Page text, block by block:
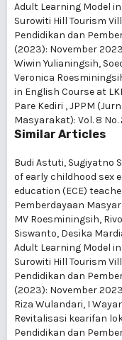
Adult Learning Model
Surowiti Hill Tourism
Pendidikan dan
(2023): November 2023
Wiwin Yulianingsih,
Veronica
in English Course at
Pare Kediri ,JPPM
Masyarakat): Vol. 8 No.
Similar Articles
Budi Astuti, Sugiyatno
of early childhood sex
education (ECE)
Pemberdayaan
MV Roesminingsih,
Siswanto, Desika
Adult Learning Model
Surowiti Hill Tourism
Pendidikan dan
(2023): November 2023
Riza Wulandari, I
Revitalisasi kearifan
Pendidikan dan